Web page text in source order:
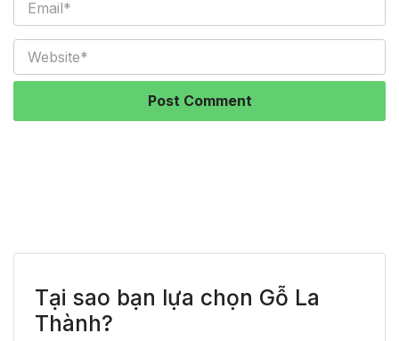
Tại sao bạn lựa chọn Gỗ La
Thành?